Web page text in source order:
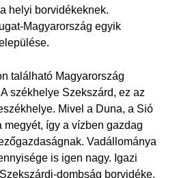
helyi borvidékeknek.
Magyarország egyik
található Magyarország
székhelye Szekszárd, ez az
Mivel a Duna, a Sió
így a vízben gazdag
Vadállománya
is igen nagy. Igazi
dombság borvidéke,